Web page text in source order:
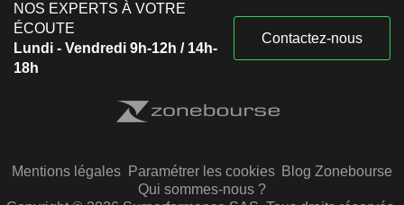
NOS EXPERTS À VOTRE
ÉCOUTE
Lundi - Vendredi 9h-12h / 14h-
18h
Contactez-nous
Mentions légales Paramétrer les cookies Blog Zonebourse
Qui sommes-nous ?